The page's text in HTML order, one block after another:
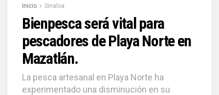
Inicio Sinaloa
Bienpesca será vital para
pescadores de Playa Norte en
Mazatlán.
La pesca artesanal en Playa Norte ha
experimentado una disminución en su